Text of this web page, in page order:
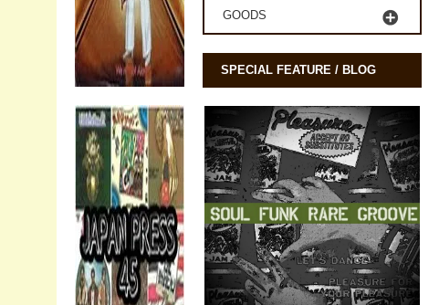
GOODS
SPECIAL FEATURE / BLOG